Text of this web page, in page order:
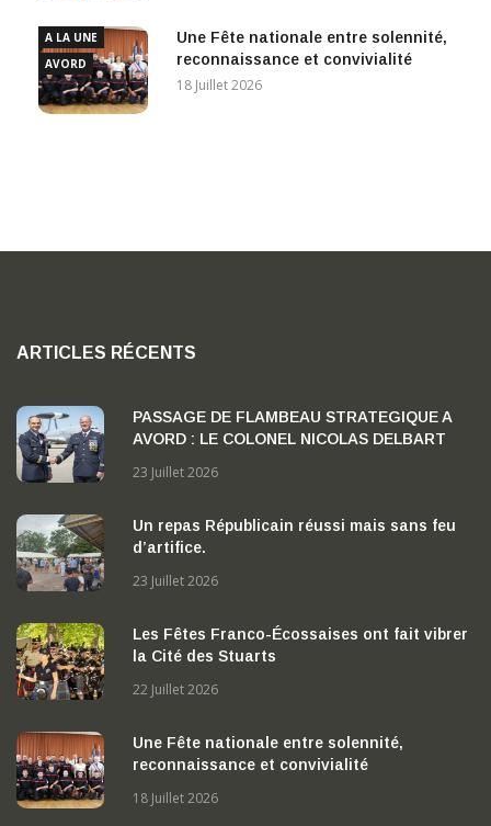
A LA UNE
AVORD
Une Fête nationale entre solennité,
reconnaissance et convivialité
18 Juillet 2026
ARTICLES RÉCENTS
PASSAGE DE FLAMBEAU STRATEGIQUE A
AVORD : LE COLONEL NICOLAS DELBART
GEORGES MADON »
23 Juillet 2026
Un repas Républicain réussi mais sans feu
d’artifice.
23 Juillet 2026
Les Fêtes Franco-Écossaises ont fait vibrer
la Cité des Stuarts
22 Juillet 2026
Une Fête nationale entre solennité,
reconnaissance et convivialité
18 Juillet 2026